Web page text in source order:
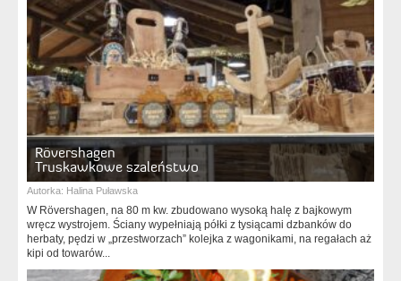
Rövershagen
Truskawkowe szaleństwo
Autorka: Halina Puławska
W Rövershagen, na 80 m kw. zbudowano wysoką halę z bajkowym
wręcz wystrojem. Ściany wypełniają półki z tysiącami dzbanków do
herbaty, pędzi w „przestworzach” kolejka z wagonikami, na regałach aż
kipi od towarów...